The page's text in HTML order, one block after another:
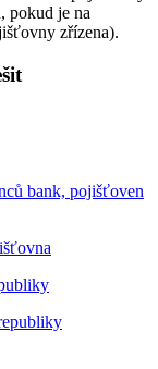
pokud je na
zřízena).
bank, pojišťoven